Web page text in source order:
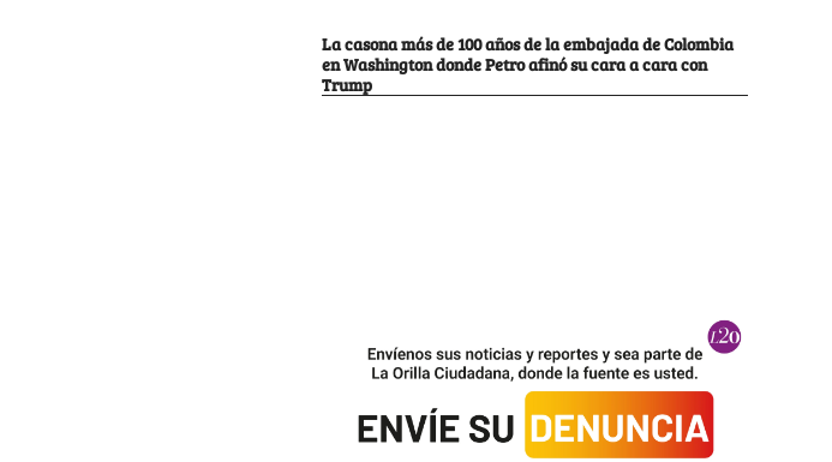
La casona más de 100 años de la embajada de Colombia
en Washington donde Petro afinó su cara a cara con
Trump